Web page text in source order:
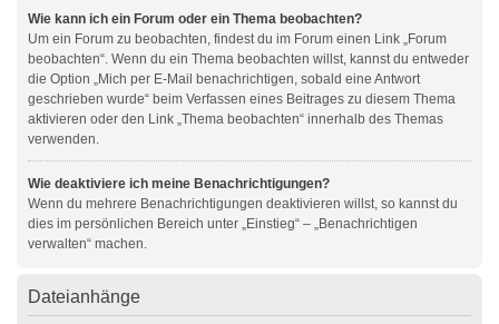
Wie kann ich ein Forum oder ein Thema beobachten?
Um ein Forum zu beobachten, findest du im Forum einen Link „Forum
beobachten“. Wenn du ein Thema beobachten willst, kannst du entweder
die Option „Mich per E-Mail benachrichtigen, sobald eine Antwort
geschrieben wurde“ beim Verfassen eines Beitrages zu diesem Thema
aktivieren oder den Link „Thema beobachten“ innerhalb des Themas
verwenden.
Wie deaktiviere ich meine Benachrichtigungen?
Wenn du mehrere Benachrichtigungen deaktivieren willst, so kannst du
dies im persönlichen Bereich unter „Einstieg“ – „Benachrichtigen
verwalten“ machen.
Dateianhänge